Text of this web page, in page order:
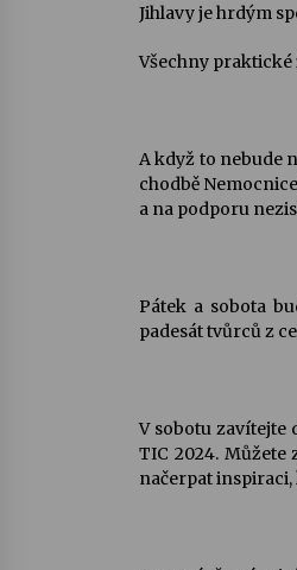
Jihlavy je hrdým
Všechny
A když to nebude
chodbě
a na podporu
Pátek a sobota
padesát tvůrců z
V sobotu
TIC 2024. Můžete
načerpat inspiraci,